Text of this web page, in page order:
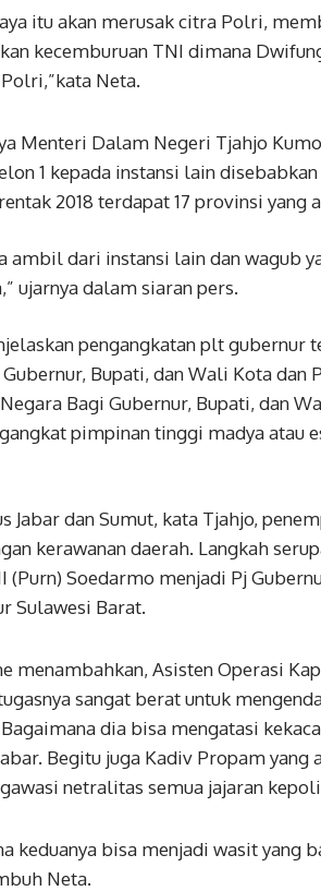
itu akan merusak citra Polri,
kecemburuan TNI dimana
Neta.
Menteri Dalam Negeri Tjahjo
1 kepada instansi lain
2018 terdapat 17 provinsi
ambil dari instansi lain dan wagub
ujarnya dalam siaran pers.
pengangkatan plt gubernur
Bupati, dan Wali Kota dan
Bagi Gubernur, Bupati, dan
pimpinan tinggi madya atau
Jabar dan Sumut, kata Tjahjo,
kerawanan daerah. Langkah
(Purn) Soedarmo menjadi Pj
Sulawesi Barat.
menambahkan, Asisten Operasi
sangat berat untuk
dia bisa mengatasi
Begitu juga Kadiv Propam
netralitas semua jajaran
keduanya bisa menjadi wasit yang
Neta.